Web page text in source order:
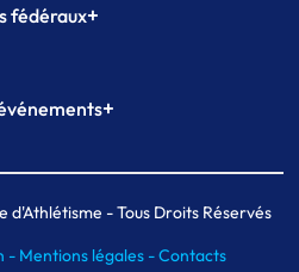
fédéraux+
Formation
+
de Paris indoor
de Paris- Tous Droits Réservés
- Mentions légales -Contacts